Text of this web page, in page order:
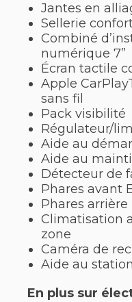
Jantes en
Sellerie
Combiné
numérique 7”
Écran tactile
Apple
sans fil
Pack visibilité
Régulateur/
Aide au
Aide au
Détecteur de
Phares avant
Phares arrière
Climatisation
zone
Caméra de
Aide au
En plus sur